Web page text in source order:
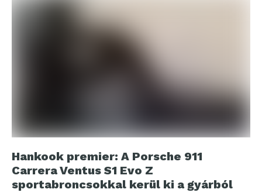
Hankook premier: A Porsche 911
Carrera Ventus S1 Evo Z
sportabroncsokkal kerül ki a gyárból